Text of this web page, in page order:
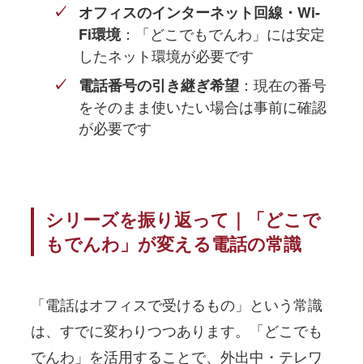
オフィスのインターネット回線・Wi-
Fi環境：「どこでもでんわ」には安定
したネット環境が必要です
電話番号の引き継ぎ希望 ：現在の番号
をそのまま使いたい場合は事前に確認
が必要です
シリーズを振り返って｜「どこで
もでんわ」が変える電話の常識
「電話はオフィスで受けるもの」という常識
は、すでに変わりつつあります。「どこでも
でんわ」を活用することで、外出中・テレワ